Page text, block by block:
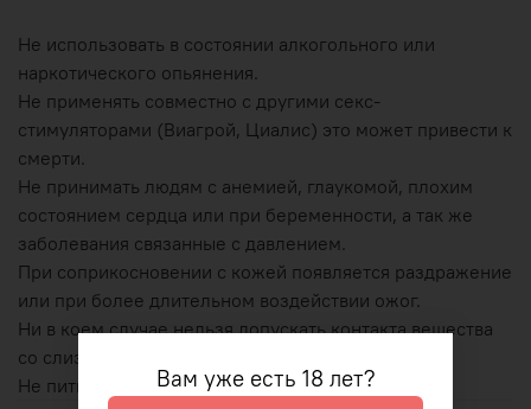
Не использовать в состоянии алкогольного или
наркотического опьянения.
Не применять совместно с другими секс-
стимуляторами (Виагрой, Циалис) это может привести к
смерти.
Не принимать людям с анемией, глаукомой, плохим
состоянием сердца или при беременности, а так же
заболевания связанные с давлением.
При соприкосновении с кожей появляется раздражение
или при более длительном воздействии ожог.
Ни в коем случае нельзя допускать контакта вещества
со слизистыми оболочками.
Не пить!
Вам уже есть 18 лет?